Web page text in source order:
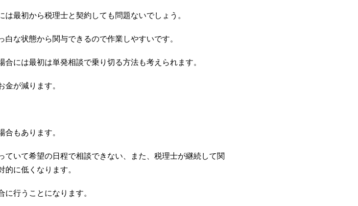
最初から税理士と契約しても問題ないでしょう。
な状態から関与できるので作業しやすいです。
には最初は単発相談で乗り切る方法も考えられます。
が減ります。
合もあります。
いて希望の日程で相談できない、また、税理士が継続して関
に低くなります。
行うことになります。